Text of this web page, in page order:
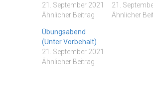
21. September 2021
Ähnlicher Beitrag
21.
Ähnlicher
Übungsabend
(Unter Vorbehalt)
21. September 2021
Ähnlicher Beitrag